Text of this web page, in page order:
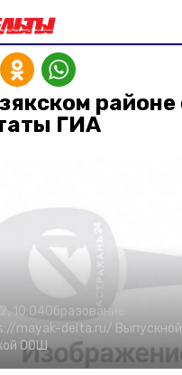
районе
ГИА
10:04Образование
mayak-delta.ru/
ООШ